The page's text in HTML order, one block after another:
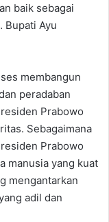
baik sebagai
Bupati Ayu
membangun
peradaban
Prabowo
Sebagaimana
Prabowo
manusia yang kuat
mengantarkan
adil dan